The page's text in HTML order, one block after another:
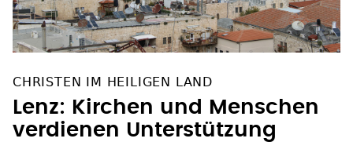
CHRISTEN IM HEILIGEN LAND
Lenz: Kirchen und Menschen
verdienen Unterstützung